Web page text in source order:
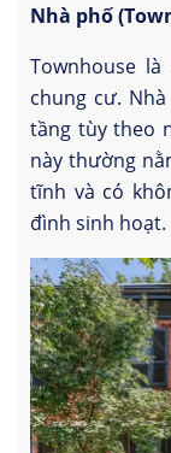
Nhà phố
Townhouse
chung cư.
tầng tùy theo
này thường
tĩnh và có
đình sinh hoạt.